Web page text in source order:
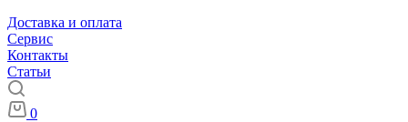
Доставка и оплата
Cервис
Контакты
Статьи
0